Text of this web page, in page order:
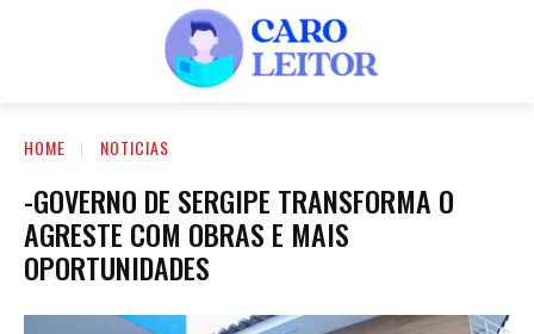
HOME NOTICIAS
-GOVERNO DE SERGIPE TRANSFORMA O
AGRESTE COM OBRAS E MAIS
OPORTUNIDADES